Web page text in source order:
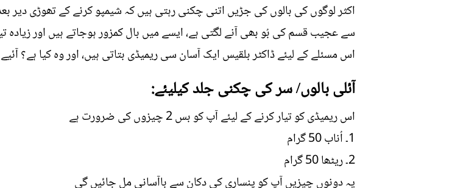
اکثر لوگوں کی بالوں کی جڑیں اتنی چکنی رہتی ہیں کہ شیمپو کرنے کے تھوڑی دیر
سے عجیب قسم کی بُو بھی آنے لگتی ہے، ایسے میں بال کمزور ہوجاتے ہیں اور زیادہ
اس مسئلے کے لیئے ڈاکٹر بلقیس ایک آسان سی ریمیڈی بتاتی ہیں، اور وہ کیا ہے؟
آئلی بالوں/ سر کی چکنی جلد کیلیئے:
اس ریمیڈی کو تیار کرنے کے لیئے آپ کو بس 2 چیزوں کی ضرورت ہے
1۔ اُناب 50 گرام
2۔ ریٹھا 50 گرام
یہ دونوں چیزیں آپ کو پنساری کی دکان سے باآسانی مل جائیں گی